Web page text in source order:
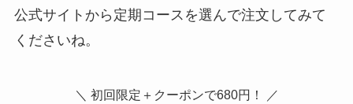
公式サイトから定期コースを選んで注文してみて
くださいね。
＼ 初回限定＋クーポンで680円！ ／